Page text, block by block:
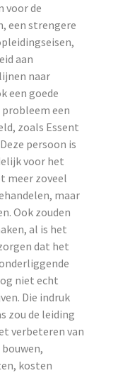
voor de
een strengere
aan
naar
een goede
een
zoals Essent
persoon is
voor het
meer zoveel
maar
Ook zouden
al is het
dat het
niet echt
Die indruk
zou de leiding
verbeteren van
kosten